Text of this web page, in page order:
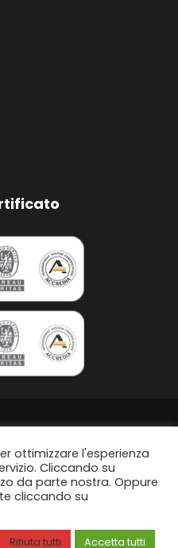
Policy
di genere
ottimizzare l'esperienza
Cliccando su
da parte nostra. Oppure
cliccando su
Rifiuta tutti Accetta tutti